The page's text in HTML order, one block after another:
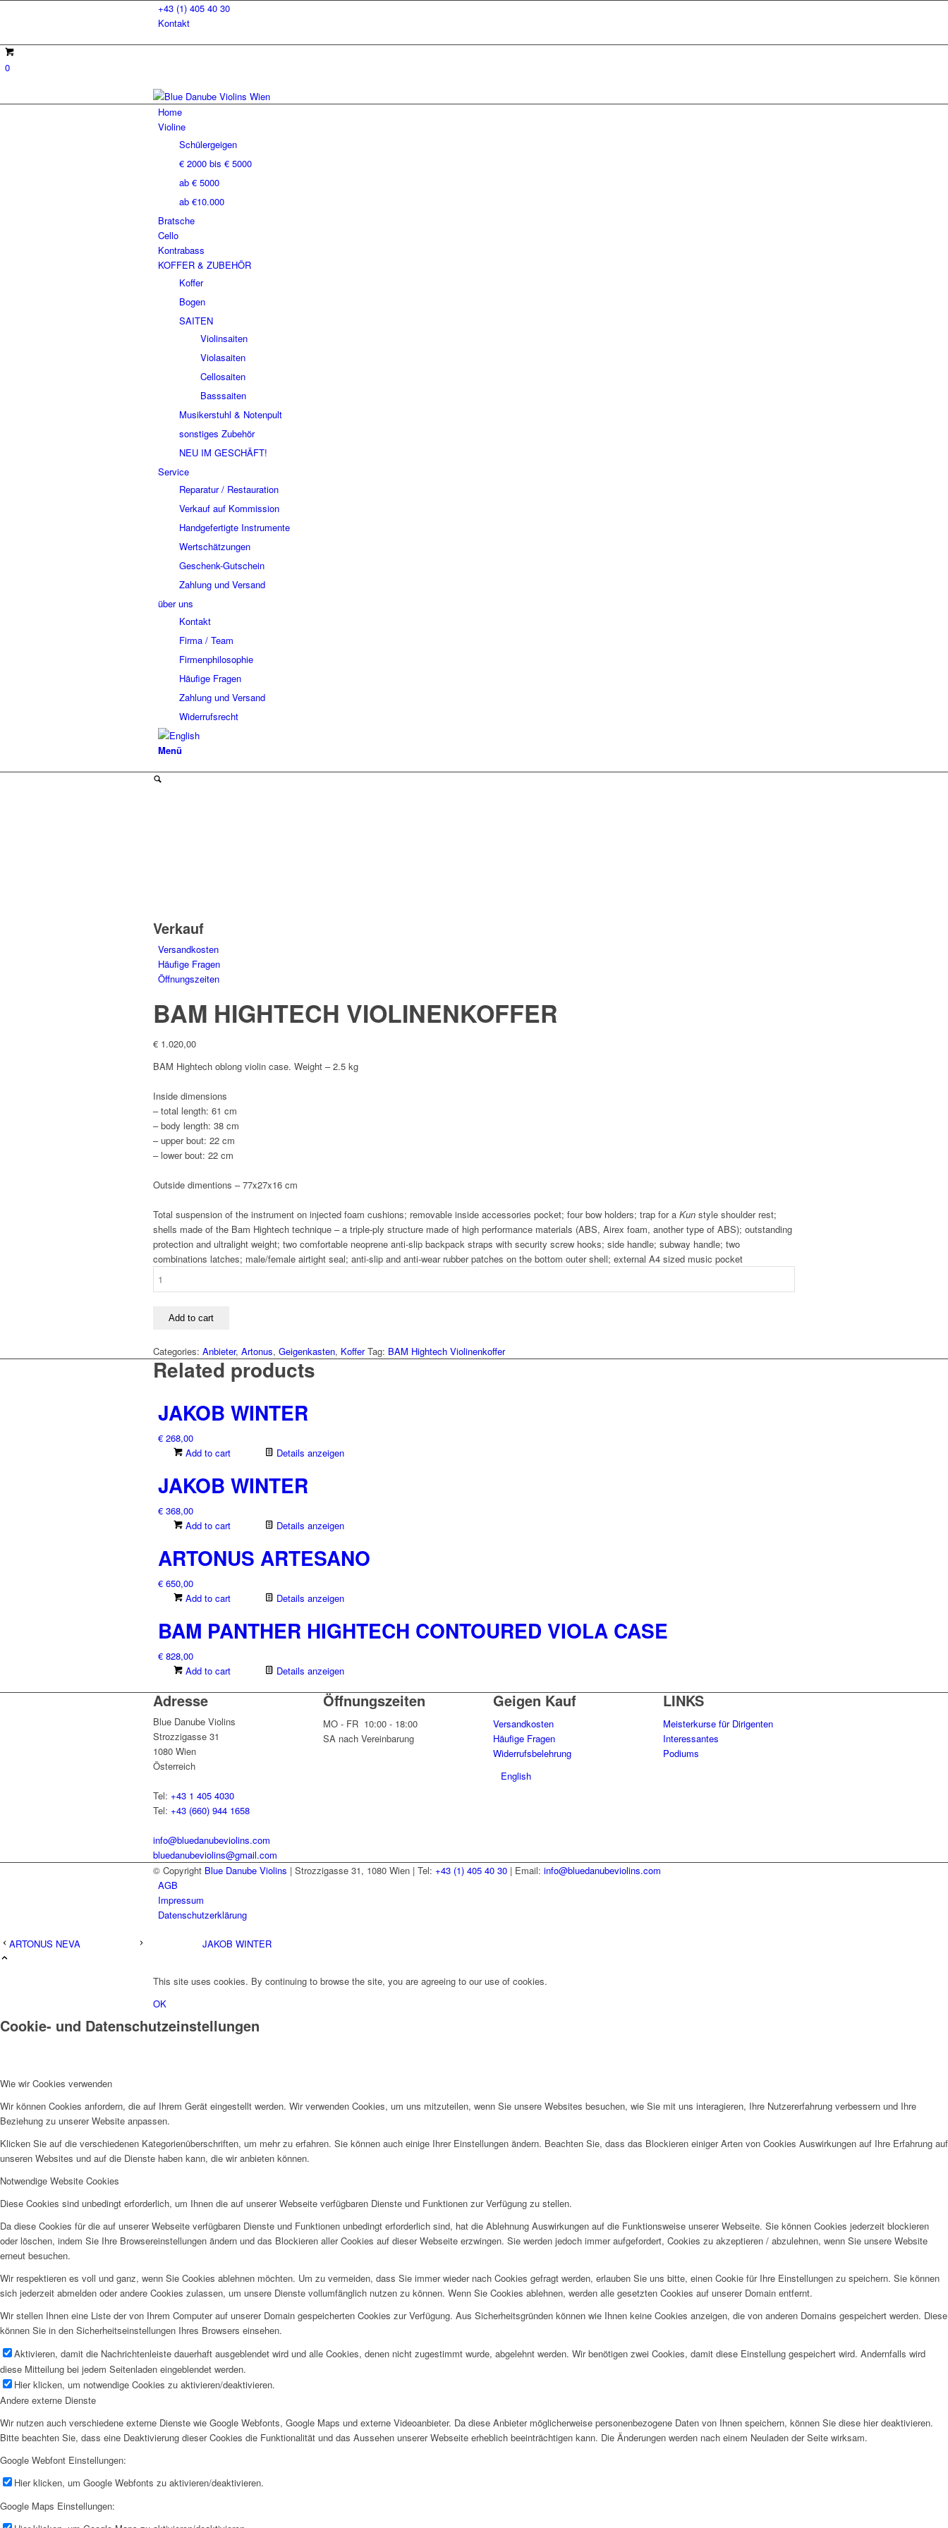
+43 (1) 405 40 30
Kontakt
0
Home
Violine
Schülergeigen
€ 2000 bis € 5000
ab € 5000
ab €10.000
Bratsche
Cello
Kontrabass
KOFFER & ZUBEHÖR
Koffer
Bogen
SAITEN
Violinsaiten
Violasaiten
Cellosaiten
Basssaiten
Musikerstuhl & Notenpult
sonstiges Zubehör
NEU IM GESCHÄFT!
Service
Reparatur / Restauration
Verkauf auf Kommission
Handgefertigte Instrumente
Wertschätzungen
Geschenk-Gutschein
Zahlung und Versand
über uns
Kontakt
Firma / Team
Firmenphilosophie
Häufige Fragen
Zahlung und Versand
Widerrufsrecht
Menü
Verkauf
Versandkosten
Häufige Fragen
Öffnungszeiten
BAM HIGHTECH VIOLINENKOFFER
€ 1.020,00
BAM Hightech oblong violin case. Weight –2.5 kg
Inside dimensions
– total length: 61 cm
– body length: 38 cm
– upper bout: 22 cm
– lower bout: 22 cm
Outside dimentions –77x27x16 cm
Total suspension of the instrument on injected foam cushions; removable inside accessories pocket; four bow holders; trap for a Kun style shoulder rest;
shells made of the Bam Hightech technique – a triple-ply structure made of high performance materials (ABS, Airex foam, another type of ABS); outstanding
protection and ultralight weight; two comfortable neoprene anti-slip backpack straps with security screw hooks; side handle; subway handle; two
combinations latches; male/female airtight seal; anti-slip and anti-wear rubber patches on the bottom outer shell; external A4 sized music pocket
quantity
Add to cart
Categories: Anbieter, Artonus, Geigenkasten, Koffer Tag: BAM Hightech Violinenkoffer
Related products
JAKOB WINTER
€ 268,00
Add to cart
Details anzeigen
JAKOB WINTER
€ 368,00
Add to cart
Details anzeigen
ARTONUS ARTESANO
€ 650,00
Add to cart
Details anzeigen
BAM PANTHER HIGHTECH CONTOURED VIOLA CASE
€ 828,00
Add to cart
Details anzeigen
Adresse
Blue Danube Violins
Strozzigasse 31
1080 Wien
Österreich
Tel: +43 1 405 4030
Tel: +43 (660) 944 1658
info@bluedanubeviolins.com
bluedanubeviolins@gmail.com
Öffnungszeiten
MO - FR 10:00 - 18:00
SA nach Vereinbarung
Geigen Kauf
Versandkosten
Häufige Fragen
Widerrufsbelehrung
English
LINKS
Meisterkurse für Dirigenten
Interessantes
Podiums
© Copyright Blue Danube Violins | Strozzigasse 31, 1080 Wien | Tel: +43 (1) 405 40 30 | Email: info@bluedanubeviolins.com
AGB
Impressum
Datenschutzerklärung
ARTONUS NEVA JAKOB WINTER
This site uses cookies. By continuing to browse the site, you are agreeing to our use of cookies.
OK
Cookie- und Datenschutzeinstellungen
Wie wir Cookies verwenden
Wir können Cookies anfordern, die auf Ihrem Gerät eingestellt werden. Wir verwenden Cookies, um uns mitzuteilen, wenn Sie unsere Websites besuchen, wie Sie mit uns interagieren, Ihre Nutzererfahrung verbessern und Ihre
Beziehung zu unserer Website anpassen.
Klicken Sie auf die verschiedenen Kategorienüberschriften, um mehr zu erfahren. Sie können auch einige Ihrer Einstellungen ändern. Beachten Sie, dass das Blockieren einiger Arten von Cookies Auswirkungen auf Ihre Erfahrung auf
unseren Websites und auf die Dienste haben kann, die wir anbieten können.
Notwendige Website Cookies
Diese Cookies sind unbedingt erforderlich, um Ihnen die auf unserer Webseite verfügbaren Dienste und Funktionen zur Verfügung zu stellen.
Da diese Cookies für die auf unserer Webseite verfügbaren Dienste und Funktionen unbedingt erforderlich sind, hat die Ablehnung Auswirkungen auf die Funktionsweise unserer Webseite. Sie können Cookies jederzeit blockieren
oder löschen, indem Sie Ihre Browsereinstellungen ändern und das Blockieren aller Cookies auf dieser Webseite erzwingen. Sie werden jedoch immer aufgefordert, Cookies zu akzeptieren / abzulehnen, wenn Sie unsere Website
erneut besuchen.
Wir respektieren es voll und ganz, wenn Sie Cookies ablehnen möchten. Um zu vermeiden, dass Sie immer wieder nach Cookies gefragt werden, erlauben Sie uns bitte, einen Cookie für Ihre Einstellungen zu speichern. Sie können
sich jederzeit abmelden oder andere Cookies zulassen, um unsere Dienste vollumfänglich nutzen zu können. Wenn Sie Cookies ablehnen, werden alle gesetzten Cookies auf unserer Domain entfernt.
Wir stellen Ihnen eine Liste der von Ihrem Computer auf unserer Domain gespeicherten Cookies zur Verfügung. Aus Sicherheitsgründen können wie Ihnen keine Cookies anzeigen, die von anderen Domains gespeichert werden. Diese
können Sie in den Sicherheitseinstellungen Ihres Browsers einsehen.
Aktivieren, damit die Nachrichtenleiste dauerhaft ausgeblendet wird und alle Cookies, denen nicht zugestimmt wurde, abgelehnt werden. Wir benötigen zwei Cookies, damit diese Einstellung gespeichert wird. Andernfalls wird
diese Mitteilung bei jedem Seitenladen eingeblendet werden.
Hier klicken, um notwendige Cookies zu aktivieren/deaktivieren.
Andere externe Dienste
Wir nutzen auch verschiedene externe Dienste wie Google Webfonts, Google Maps und externe Videoanbieter. Da diese Anbieter möglicherweise personenbezogene Daten von Ihnen speichern, können Sie diese hier deaktivieren.
Bitte beachten Sie, dass eine Deaktivierung dieser Cookies die Funktionalität und das Aussehen unserer Webseite erheblich beeinträchtigen kann. Die Änderungen werden nach einem Neuladen der Seite wirksam.
Google Webfont Einstellungen:
Hier klicken, um Google Webfonts zu aktivieren/deaktivieren.
Google Maps Einstellungen: